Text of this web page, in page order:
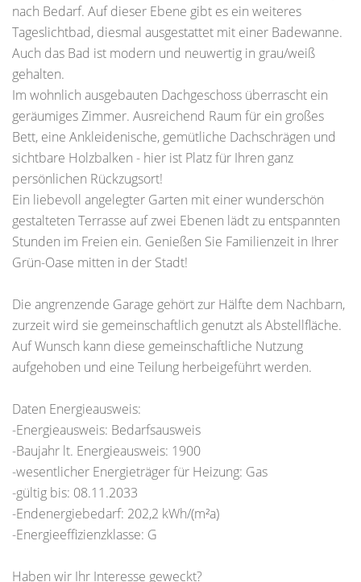
nach Bedarf. Auf dieser Ebene gibt es ein weiteres
Tageslichtbad, diesmal ausgestattet mit einer Badewanne.
Auch das Bad ist modern und neuwertig in grau/weiß
gehalten.
Im wohnlich ausgebauten Dachgeschoss überrascht ein
geräumiges Zimmer. Ausreichend Raum für ein großes
Bett, eine Ankleidenische, gemütliche Dachschrägen und
sichtbare Holzbalken - hier ist Platz für Ihren ganz
persönlichen Rückzugsort!
Ein liebevoll angelegter Garten mit einer wunderschön
gestalteten Terrasse auf zwei Ebenen lädt zu entspannten
Stunden im Freien ein. Genießen Sie Familienzeit in Ihrer
Grün-Oase mitten in der Stadt!
Die angrenzende Garage gehört zur Hälfte dem Nachbarn,
zurzeit wird sie gemeinschaftlich genutzt als Abstellfläche.
Auf Wunsch kann diese gemeinschaftliche Nutzung
aufgehoben und eine Teilung herbeigeführt werden.
Daten Energieausweis:
-Energieausweis: Bedarfsausweis
-Baujahr lt. Energieausweis: 1900
-wesentlicher Energieträger für Heizung: Gas
-gültig bis: 08.11.2033
-Endenergiebedarf: 202,2 kWh/(m²a)
-Energieeffizienzklasse: G
Haben wir Ihr Interesse geweckt?